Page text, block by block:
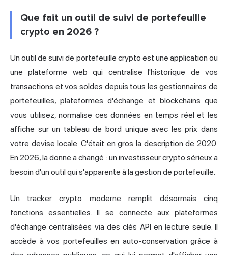
Que fait un outil de suivi de portefeuille
crypto en 2026 ?
Un outil de suivi de portefeuille crypto est une application ou
une plateforme web qui centralise l'historique de vos
transactions et vos soldes depuis tous les gestionnaires de
portefeuilles, plateformes d'échange et blockchains que
vous utilisez, normalise ces données en temps réel et les
affiche sur un tableau de bord unique avec les prix dans
votre devise locale. C'était en gros la description de 2020.
En 2026, la donne a changé : un investisseur crypto sérieux a
besoin d'un outil qui s'apparente à la gestion de portefeuille.
Un tracker crypto moderne remplit désormais cinq
fonctions essentielles. Il se connecte aux plateformes
d'échange centralisées via des clés API en lecture seule. Il
accède à vos portefeuilles en auto-conservation grâce à